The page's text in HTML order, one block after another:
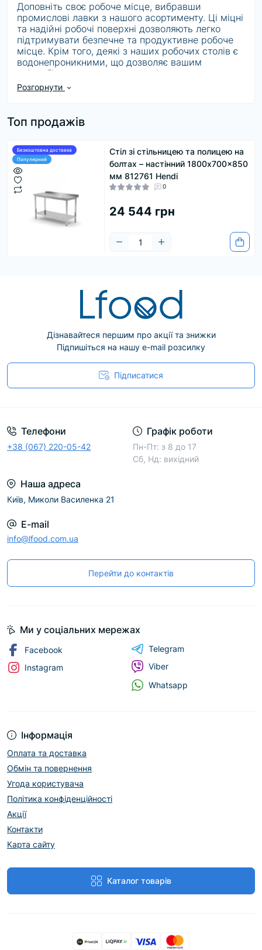
Доповніть своє робоче місце, вибравши
промислові лавки з нашого асортименту. Ці міцні
та надійні робочі поверхні дозволяють легко
підтримувати безпечне та продуктивне робоче
місце. Крім того, деякі з наших робочих столів є
водонепроникними, що дозволяє вашим
співробітникам працювати з різними
матеріалами.
Виберіть з нашого асортименту робочих столів,
щоб створити робочий простір, що відповідає
регульованою висотою, що надає вашим
співробітникам додаткову свободу дій. Крім того,
деякі наші робочі столи можуть витримувати до
10 тонн, що спрощує роботу над більшими
проектами. Щоб дізнатися про інші відмінні
продукти, ознайомтеся з нашими продуктами
для зберігання інструментів, інструментами
обслуговування та роликами.
Розгорнути
Топ продажів
Безкоштовна доставка
Популярний
Стіл зі стільницею та полицею на
болтах – настінний 1800x700x850
мм 812761 Hendi
0
24 544 грн
Дізнавайтеся першим про акції та знижки
Підпишіться на нашу e-mail розсилку
Підписатися
Телефони
+38 (067) 220-05-42
Графік роботи
Пн-Пт: з 8 до 17
Сб, Нд: вихідний
Наша адреса
Київ, Миколи Василенка 21
E-mail
info@lfood.com.ua
Перейти до контактів
Інформація
Оплата та доставка
Обмін та повернення
Угода користувача
Політика конфіденційності
Акції
Контакти
Карта сайту
Каталог товарів
Ми у соціальних мережах
Facebook
Instagram
Telegram
Viber
Whatsapp